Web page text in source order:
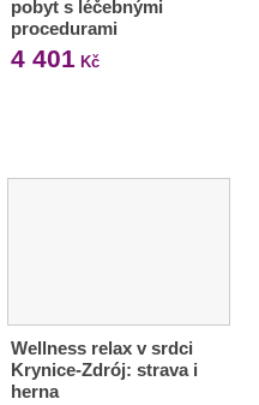
pobyt s léčebnými
procedurami
4 401 Kč
Wellness relax v srdci
Krynice-Zdrój: strava i
herna